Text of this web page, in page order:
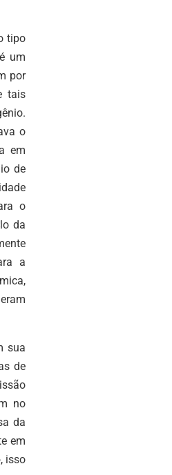
tipo
um
por
tais
o
em
de
o
da
a
sua
de
no
da
em
isso